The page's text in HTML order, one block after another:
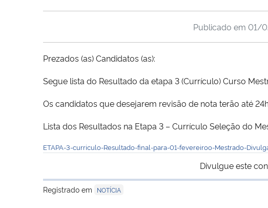
Publicado em 01/
Prezados (as) Candidatos (as):
Segue lista do Resultado da etapa 3 (Currículo) Curso
Os candidatos que desejarem revisão de nota terão até
Lista dos Resultados na Etapa 3 – Currículo Seleção do
ETAPA-3-curriculo-Resultado-final-para-01-fevereiroo-Mestrado-
Divulgue este
Registrado em
NOTÍCIA